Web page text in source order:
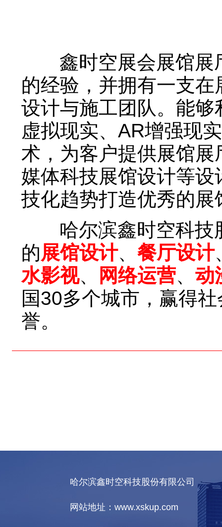
鑫时空展会展馆展
的经验，并拥有一支
设计与施工团队。能
虚拟现实、AR增强现
术，为客户提供展馆
媒体科技展馆设计等
技化趋势打造优秀的展
哈尔滨鑫时空科技
的展馆设计、 餐厅设计
水影视、 网络运营、 动
国30多个城市，赢得
誉。
哈尔滨鑫时空科技股份有限公司
网站地址：www.xskup.com